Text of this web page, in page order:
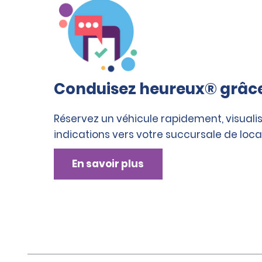
Conduisez heureux®
Réservez un véhicule rapidement,
indications vers votre succursale de
En savoir plus